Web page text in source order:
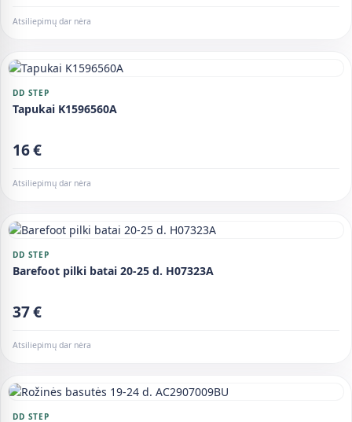
Atsiliepimų dar nėra
DD STEP
Tapukai K1596560A
16 €
Atsiliepimų dar nėra
DD STEP
Barefoot pilki batai 20-25 d. H07323A
37 €
Atsiliepimų dar nėra
DD STEP